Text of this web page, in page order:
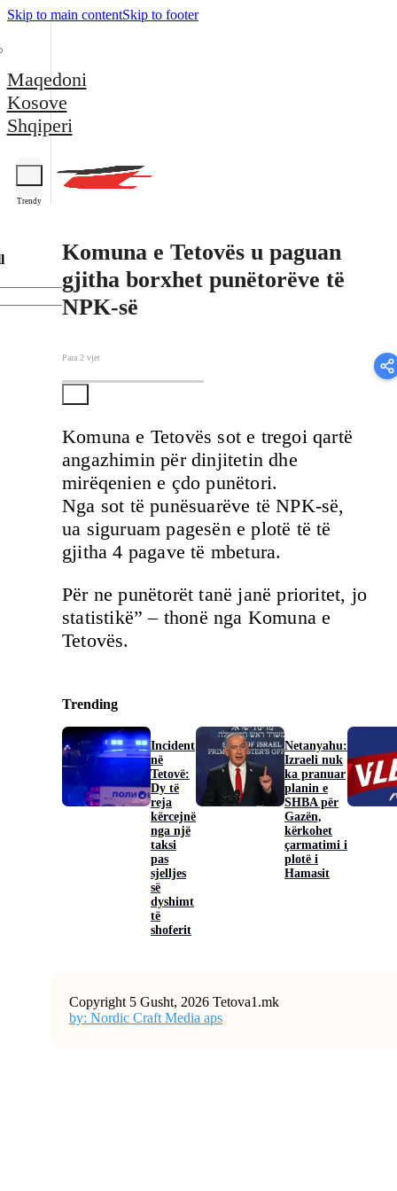
Skip to main contentSkip to footer
Maqedoni
Kosove
Shqiperi
Trendy
Komuna e Tetovës u paguan
gjitha borxhet punëtorëve të
NPK-së
Para 2 vjet
Komuna e Tetovës sot e tregoi qartë
angazhimin për dinjitetin dhe
mirëqenien e çdo punëtori.
Nga sot të punësuarëve të NPK-së,
ua siguruam pagesën e plotë të të
gjitha 4 pagave të mbetura.
Për ne punëtorët tanë janë prioritet, jo
statistikë” – thonë nga Komuna e
Tetovës.
Trending
Incident
në
Tetovë:
Dy të
reja
kërcejnë
nga një
taksi
pas
sjelljes
së
dyshimt
të
shoferit
Netanyahu:
Izraeli nuk
ka pranuar
planin e
SHBA për
Gazën,
kërkohet
çarmatimi i
plotë i
Hamasit
Copyright 5 Gusht, 2026 Tetova1.mk
by: Nordic Craft Media aps